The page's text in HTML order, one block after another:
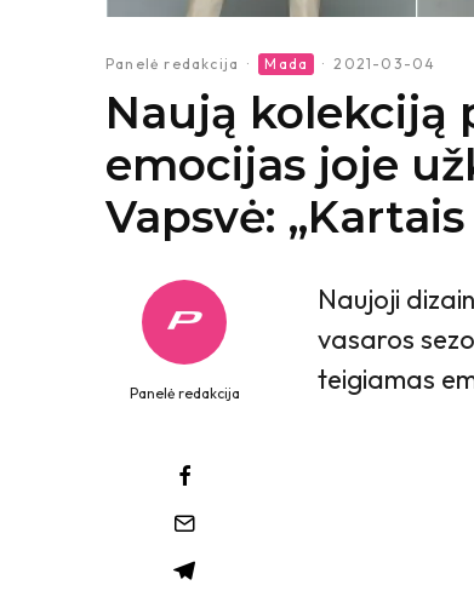
Panelė redakcija · Mada · 2021-03-04
Naują kolekciją
emocijas joje
Vapsvė:
Panelė redakcija
Naujoji
vasaros
teigiamas